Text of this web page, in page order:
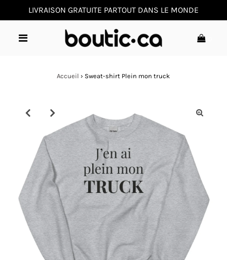
LIVRAISON GRATUITE PARTOUT DANS LE MONDE
Accueil › Sweat-shirt Plein mon truck